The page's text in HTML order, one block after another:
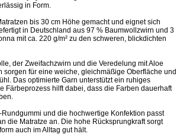
in Form.
bis 30 cm Höhe gemacht und eignet sich
in Deutschland aus 97 % Baumwollzwirn und 3
mit ca. 220 g/m² zu den schweren, blickdichten
der Zweifachzwirn und die Veredelung mit Aloe
sorgen für eine weiche, gleichmäßige Oberfläche und
Das optimierte Garn unterstützt ein ruhiges
Färbeprozess hilft dabei, dass die Farben dauerhaft
und die hochwertige Konfektion passt
die Matratze an. Die hohe Rücksprungkraft sorgt
auch im Alltag gut hält.